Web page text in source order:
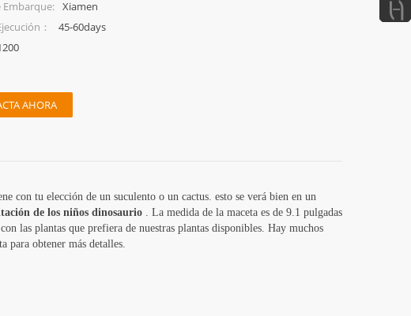
Embarque: Xiamen
：
45-60days
AHORA
con tu elección de un suculento o un cactus. esto se verá bien en un
de los niños dinosaurio . La medida de la maceta es de 9.1 pulgadas
las plantas que prefiera de nuestras plantas disponibles. Hay muchos
para obtener más detalles.